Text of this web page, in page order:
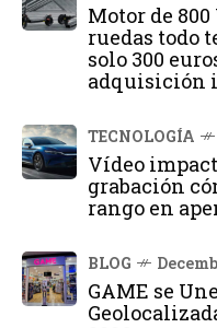
Motor de
ruedas todo
solo 300
adquisición
TECNOLOGÍA
Vídeo
grabación
rango en
BLOG
GAME se